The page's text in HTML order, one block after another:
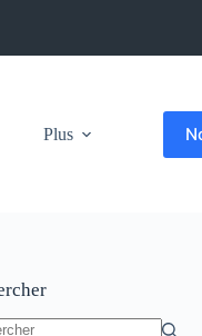
Plus